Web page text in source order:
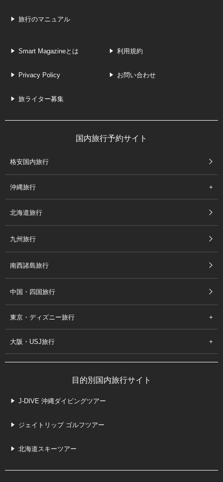
旅行のマニュアル
Smart Magazineとは 利用規約
Privacy Policy お問い合わせ
旅ライター募集
国内旅行予約サイト
格安国内旅行
沖縄旅行
北海道旅行
九州旅行
南西諸島旅行
中国・四国旅行
東京・ディズニー旅行
大阪・USJ旅行
目的別国内旅行サイト
J-DIVE 沖縄ダイビングツアー
ジェイトリップ ゴルフツアー
北海道スキーツアー